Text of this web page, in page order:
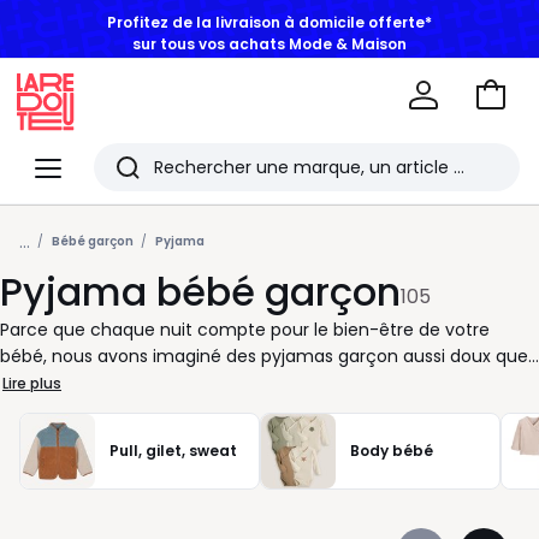
BONS PLANS | Jusqu'à -50% dès 2 articles*
Menu
Redoute
Rechercher
Les
derniers
articles
consultés
Aller
... Bébé garçon Pyjama
Pyjama bébé garçon105
Parce que chaque nuit compte pour le bien-être de votre
bébé, nous avons imaginé des pyjamas garçon aussi doux que
pratiques. Conçus pour accompagner ses mouvements, ils
assurent confort et aisance du coucher jusqu’au réveil. Que
vous recherchiez un modèle en coton respirant, un pyjama en
velours tout moelleux ou un tissu interlock plus épais pour les
nuits plus fraîches, chaque pièce s’adapte à la saison et à la
Lire plus
Pull, gilet, sweat Body bébé